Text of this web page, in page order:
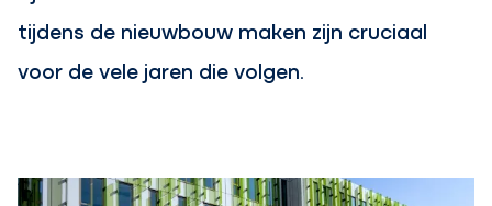
tijdens de nieuwbouw maken zijn cruciaal
voor de vele jaren die volgen.